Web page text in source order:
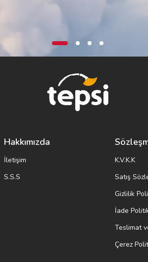
Hakkımızda
İletişim
S.S.S
K.V.K.K
Satış
Gizlilik
İade
Teslimat
Çerez